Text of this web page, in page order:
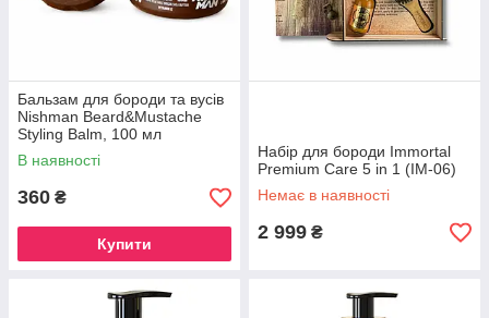
Бальзам для бороди та вусів
Nishman Beard&Mustache
Styling Balm, 100 мл
В наявності
360 ₴
Купити
Набір для бороди Immortal
Premium Care 5 in 1 (IM-06)
Немає в наявності
2 999 ₴